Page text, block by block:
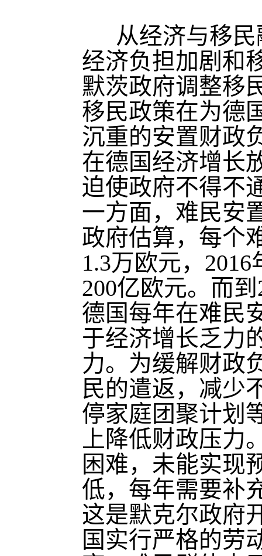
从经济与移民
经济负担加剧和
默茨政府调整移
移民政策在为德
沉重的安置财政
在德国经济增长
迫使政府不得不
一方面，难民安
政府估算，每个
1.3万欧元，
200亿欧元。而
德国每年在难民
于经济增长乏力
力。为缓解财政
民的遣返，减少
停家庭团聚计划
上降低财政压力
困难，未能实现
低，每年需要补
这是默克尔政府
国实行严格的劳